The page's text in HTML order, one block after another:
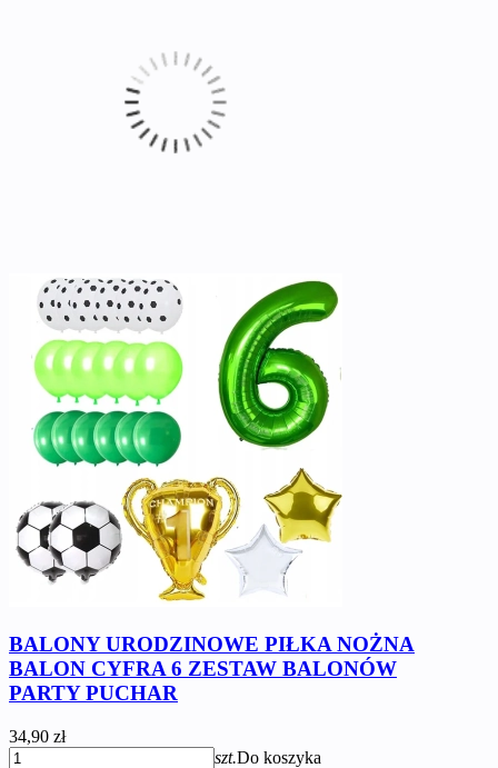
BALONY URODZINOWE PIŁKA NOŻNA
BALON CYFRA 6 ZESTAW BALONÓW
PARTY PUCHAR
34,90 zł
szt.Do koszyka